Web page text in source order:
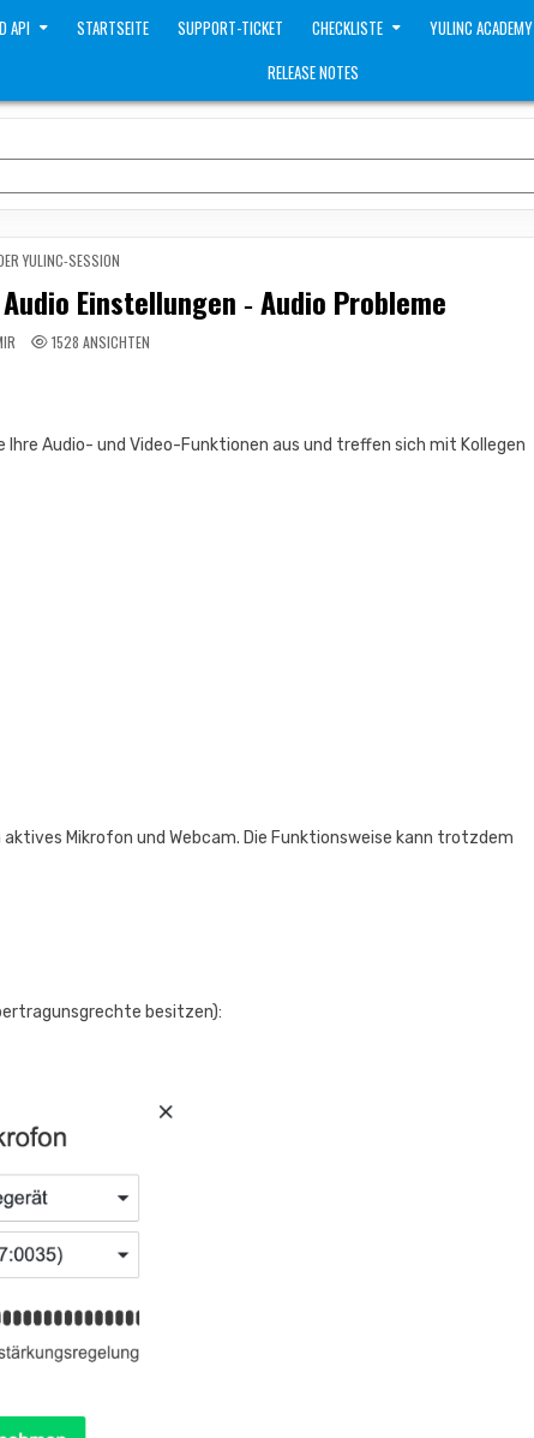
API STARTSEITE SUPPORT-TICKET CHECKLISTE YULINC ACADEMY
RELEASE NOTES
YULINC-SESSION
Einstellungen ‑ Audio Probleme
1528 ANSICHTEN
Audio- und Video-Funktionen aus und treffen sich mit Kollegen
Mikrofon und Webcam. Die Funktionsweise kann trotzdem
besitzen):